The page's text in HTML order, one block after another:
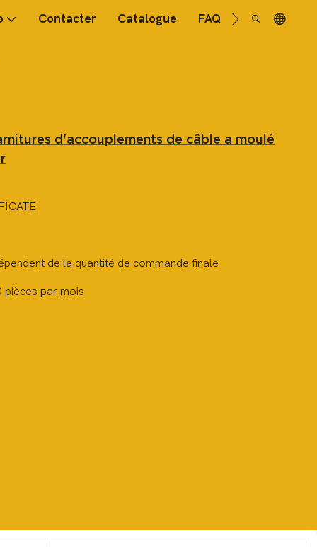
Contacter Catalogue FAQ
d'accouplements de câble a moulé
de la quantité de commande finale
pièces par mois